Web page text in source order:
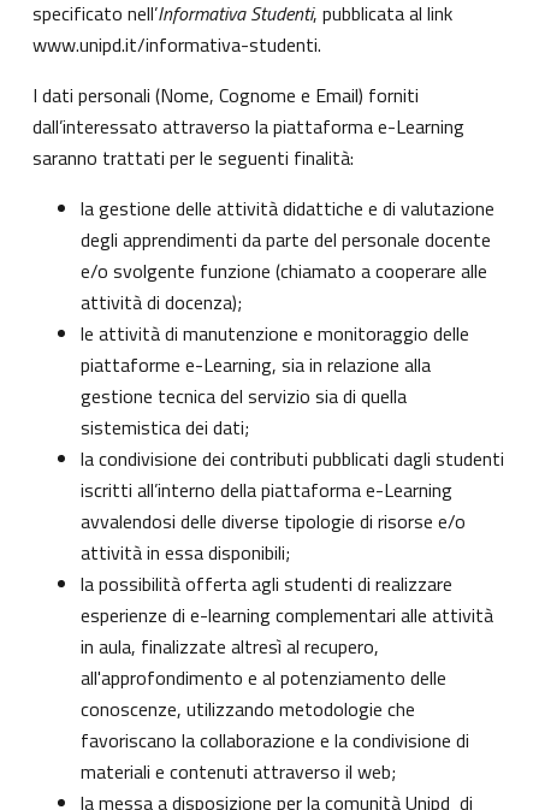
specificato nell’Informativa Studenti, pubblicata al link
www.unipd.it/informativa-studenti.
I dati personali (Nome, Cognome e Email) forniti
dall’interessato attraverso la piattaforma e-Learning
saranno trattati per le seguenti finalità:
la gestione delle attività didattiche e di valutazione
degli apprendimenti da parte del personale docente
e/o svolgente funzione (chiamato a cooperare alle
attività di docenza);
le attività di manutenzione e monitoraggio delle
piattaforme e-Learning, sia in relazione alla
gestione tecnica del servizio sia di quella
sistemistica dei dati;
la condivisione dei contributi pubblicati dagli studenti
iscritti all’interno della piattaforma e-Learning
avvalendosi delle diverse tipologie di risorse e/o
attività in essa disponibili;
la possibilità offerta agli studenti di realizzare
esperienze di e-learning complementari alle attività
in aula, finalizzate altresì al recupero,
all'approfondimento e al potenziamento delle
conoscenze, utilizzando metodologie che
favoriscano la collaborazione e la condivisione di
materiali e contenuti attraverso il web;
la messa a disposizione per la comunità Unipd di